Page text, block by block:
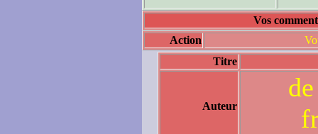
Vos
Action
Titre
Auteur